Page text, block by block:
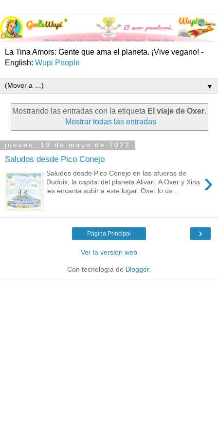
La Tina Amors: Gente que ama el planeta. ¡Vive vegano! -
English: Wupi People
▼
Mostrando las entradas con la etiqueta El viaje de Oxer.
Mostrar todas las entradas
jueves, 19 de mayo de 2022
Saludos desde Pico Conejo
›
Saludos desde Pico Conejo en las afueras de
Duduix, la capital del planeta Alivari. A Oxer y Xina
les encanta subir a este lugar. Oxer lo us...
›
Página Principal
Ver la versión web
Con tecnología de Blogger.